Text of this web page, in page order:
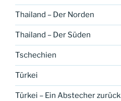
Thailand – Der Norden
Thailand – Der Süden
Tschechien
Türkei
Türkei – Ein Abstecher zurück